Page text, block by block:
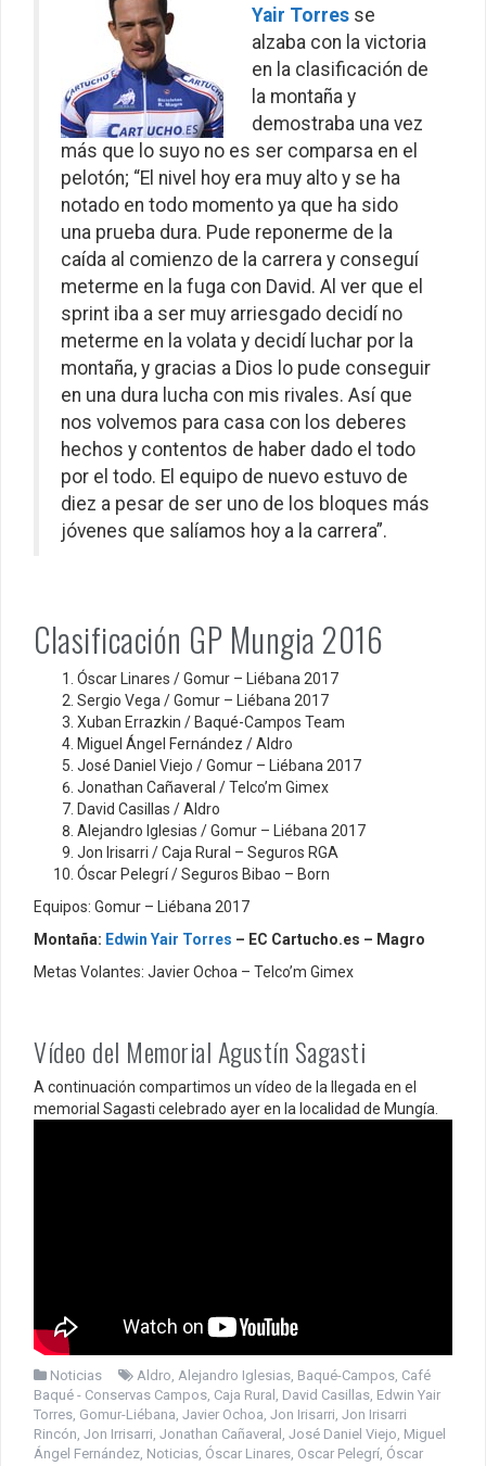
Yair Torres se
alzaba con la victoria
en la clasificación de
la montaña y
demostraba una vez
más que lo suyo no es ser comparsa en el
pelotón; “El nivel hoy era muy alto y se ha
notado en todo momento ya que ha sido
una prueba dura. Pude reponerme de la
caída al comienzo de la carrera y conseguí
meterme en la fuga con David. Al ver que el
sprint iba a ser muy arriesgado decidí no
meterme en la volata y decidí luchar por la
montaña, y gracias a Dios lo pude conseguir
en una dura lucha con mis rivales. Así que
nos volvemos para casa con los deberes
hechos y contentos de haber dado el todo
por el todo. El equipo de nuevo estuvo de
diez a pesar de ser uno de los bloques más
jóvenes que salíamos hoy a la carrera”.
Clasificación GP Mungia 2016
Óscar Linares / Gomur – Liébana 2017
Sergio Vega / Gomur – Liébana 2017
Xuban Errazkin / Baqué-Campos Team
Miguel Ángel Fernández / Aldro
José Daniel Viejo / Gomur – Liébana 2017
Jonathan Cañaveral / Telco’m Gimex
David Casillas / Aldro
Alejandro Iglesias / Gomur – Liébana 2017
Jon Irisarri / Caja Rural – Seguros RGA
Óscar Pelegrí / Seguros Bibao – Born
Equipos: Gomur – Liébana 2017
Montaña: Edwin Yair Torres – EC Cartucho.es – Magro
Metas Volantes: Javier Ochoa – Telco’m Gimex
Vídeo del Memorial Agustín Sagasti
A continuación compartimos un vídeo de la llegada en el
memorial Sagasti celebrado ayer en la localidad de Mungía.
Noticias Aldro Alejandro Iglesias Baqué-Campos Café
Baqué - Conservas Campos Caja Rural David Casillas Edwin Yair
Torres Gomur-Liébana Javier Ochoa Jon Irisarri Jon Irisarri
Rincón Jon Irrisarri Jonathan Cañaveral José Daniel Viejo Miguel
Ángel Fernández Noticias Óscar Linares Oscar Pelegrí Óscar